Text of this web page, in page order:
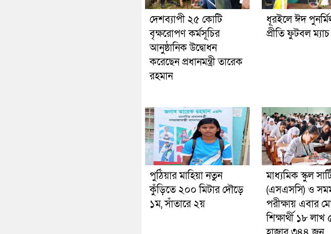
দেশব্যাপী ২৫ কোটি
বৃক্ষরোপণ কর্মসূচির
আনুষ্ঠানিক উদ্বোধন
করেছেন প্রধানমন্ত্রী তারেক
রহমান
ধূরইলে ঈদ
প্রীতি ফুটবল
পুঠিয়ার মাহিয়া নতুন
কুঁড়িতে ২০০ মিটার দৌড়ে
১ম, সাঁতারে ২য়
মাধ্যমিক স্কুল
(এসএসসি) ও
পরীক্ষায় এবার
শিক্ষার্থী ১৮ লাখ